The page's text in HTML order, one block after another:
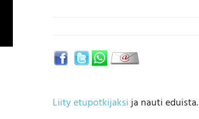
Liity etupotkijaksija nauti eduista.